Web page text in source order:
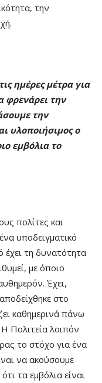
την
ημέρες μέτρα για
φρενάρει την
την
υλοποιήσιμος ο
εμβόλια το
πολίτες και
υποδειγματικό
έχει τη δυνατότητα
με όποιο
Έχει,
στο
καθημερινά πάνω
Πολιτεία λοιπόν
το στόχο για ένα
να ακούσουμε
τα εμβόλια είναι